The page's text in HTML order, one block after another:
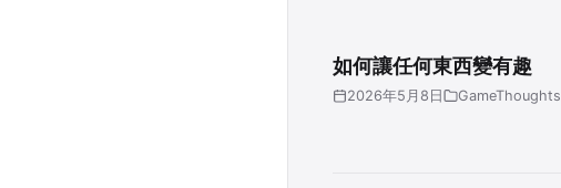
如何讓任何東西變有趣
2026年5月8日 GameThoughts